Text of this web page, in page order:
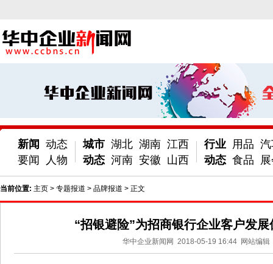
新闻
要闻
动态
人物
城市
动态
湖北 湖南 江西
河南 安徽 山西
行业
动态
用品
食品
当前位置: 主页 > 专题报道 > 品牌报道 > 正文
“招银避险”为招商银行企业客户发展
华中企业新闻网 2018-05-19 16:44 网站编辑